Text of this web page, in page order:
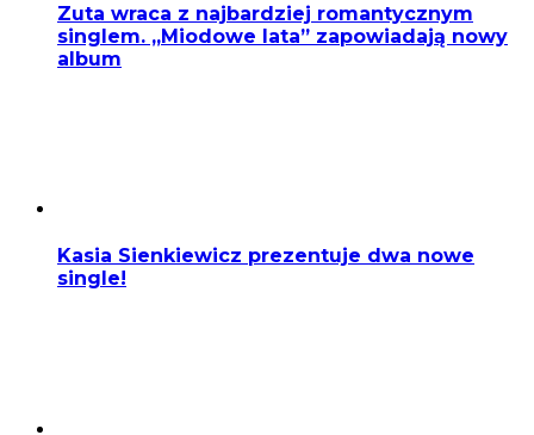
Zuta wraca z najbardziej romantycznym
singlem. „Miodowe lata” zapowiadają nowy
album
Kasia Sienkiewicz prezentuje dwa nowe
single!